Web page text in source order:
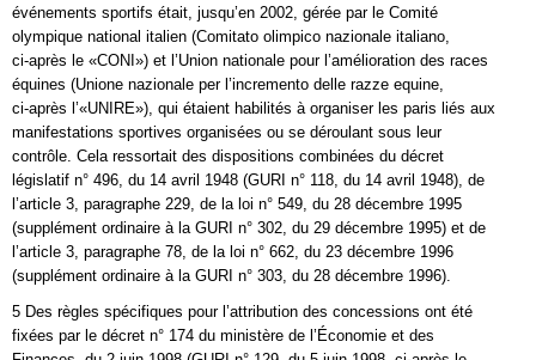
événements sportifs était, jusqu’en 2002, gérée par le Comité
olympique national italien (Comitato olimpico nazionale italiano,
ci‑après le «CONI») et l’Union nationale pour l’amélioration des races
équines (Unione nazionale per l’incremento delle razze equine,
ci‑après l’«UNIRE»), qui étaient habilités à organiser les paris liés aux
manifestations sportives organisées ou se déroulant sous leur
contrôle. Cela ressortait des dispositions combinées du décret
législatif n° 496, du 14 avril 1948 (GURI n° 118, du 14 avril 1948), de
l’article 3, paragraphe 229, de la loi n° 549, du 28 décembre 1995
(supplément ordinaire à la GURI n° 302, du 29 décembre 1995) et de
l’article 3, paragraphe 78, de la loi n° 662, du 23 décembre 1996
(supplément ordinaire à la GURI n° 303, du 28 décembre 1996).
5 Des règles spécifiques pour l’attribution des concessions ont été
fixées par le décret n° 174 du ministère de l’Économie et des